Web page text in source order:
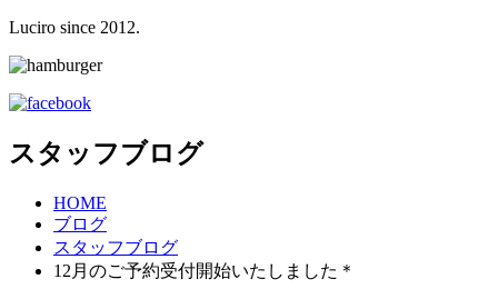
Luciro since 2012.
スタッフブログ
HOME
ブログ
スタッフブログ
12月のご予約受付開始いたしました＊